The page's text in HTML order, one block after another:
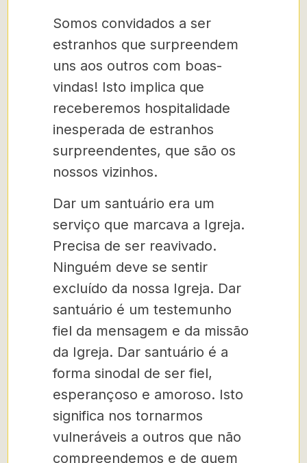
Somos convidados a ser
estranhos que surpreendem
uns aos outros com boas-
vindas! Isto implica que
receberemos hospitalidade
inesperada de estranhos
surpreendentes, que são os
nossos vizinhos.
Dar um santuário era um
serviço que marcava a Igreja.
Precisa de ser reavivado.
Ninguém deve se sentir
excluído da nossa Igreja. Dar
santuário é um testemunho
fiel da mensagem e da missão
da Igreja. Dar santuário é a
forma sinodal de ser fiel,
esperançoso e amoroso. Isto
significa nos tornarmos
vulneráveis a outros que não
compreendemos e de quem